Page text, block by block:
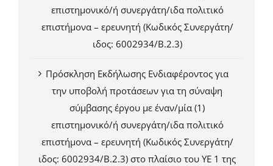
επιστημονικό/ή συνεργάτη/ιδα πολιτικό
επιστήμονα – ερευνητή (Κωδικός Συνεργάτη/
ιδος: 6002934/Β.2.3)
Πρόσκληση Εκδήλωσης Ενδιαφέροντος για
την υποβολή προτάσεων για τη σύναψη
σύμβασης έργου με έναν/μία (1)
επιστημονικό/ή συνεργάτη/ιδα πολιτικό
επιστήμονα – ερευνητή (Κωδικός Συνεργάτη/
ιδος: 6002934/Β.2.3) στο πλαίσιο του ΥΕ 1 της